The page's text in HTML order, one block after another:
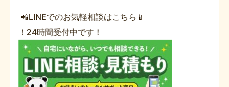
📲LINEでのお気軽相談はこちら📱
！24時間受付中です！